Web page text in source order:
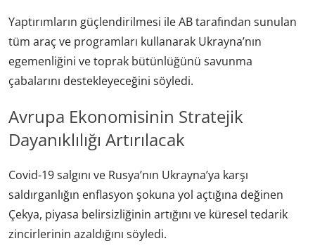
Yaptırımların güçlendirilmesi ile AB tarafından sunulan
tüm araç ve programları kullanarak Ukrayna’nın
egemenliğini ve toprak bütünlüğünü savunma
çabalarını destekleyeceğini söyledi.
Avrupa Ekonomisinin Stratejik
Dayanıklılığı Artırılacak
Covid-19 salgını ve Rusya’nın Ukrayna’ya karşı
saldırganlığın enflasyon şokuna yol açtığına değinen
Çekya, piyasa belirsizliğinin artığını ve küresel tedarik
zincirlerinin azaldığını söyledi.